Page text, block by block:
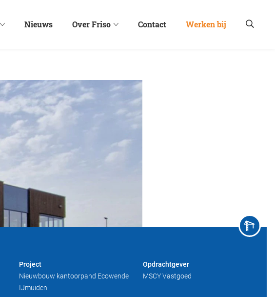
Nieuws Over Friso Contact Werken bij
Project
Nieuwbouw kantoorpand Ecowende
IJmuiden
Opdrachtgever
MSCY Vastgoed